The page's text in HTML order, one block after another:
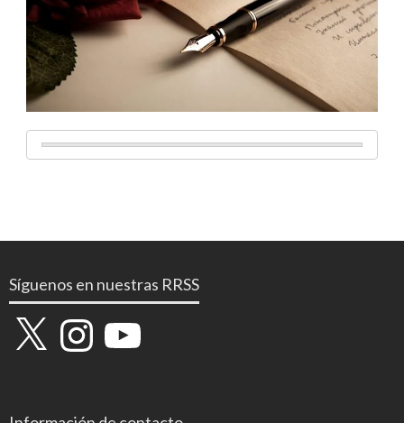
Síguenos en nuestras RRSS
X InstagramYouTube